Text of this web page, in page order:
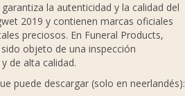
la autenticidad y la calidad del
2019 y contienen marcas oficiales
preciosos. En Funeral Products,
objeto de una inspección
de alta calidad.
puede descargar (solo en neerlandés):